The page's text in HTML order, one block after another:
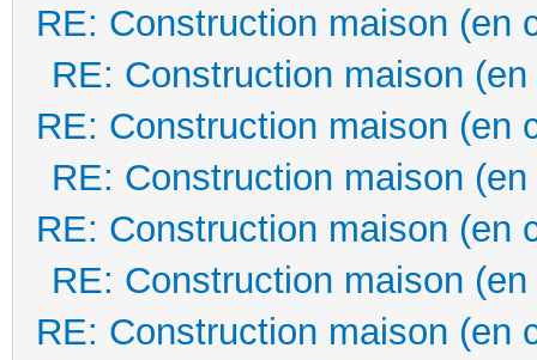
RE: Construction maison (en
RE: Construction maison
RE: Construction maison (en
RE: Construction maison
RE: Construction maison (en
RE: Construction maison
RE: Construction maison (en